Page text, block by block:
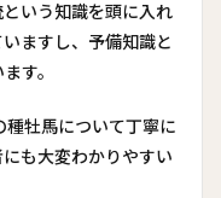
いう知識を頭に入れ
ますし、予備知識と
す。
種牡馬について丁寧に
も大変わかりやすい